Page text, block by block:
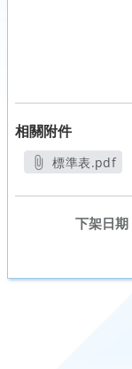
相關附件
標準表.pdf
下架日期